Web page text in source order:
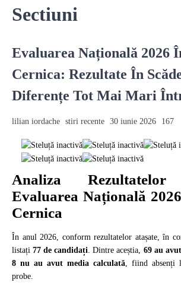
Sectiuni
Evaluarea Națională 2026
Cernica: Rezultate În
Diferențe Tot Mai Mari
lilian iordache stiri recente 30 iunie 2026 167
Analiza
Evaluarea Națională
Cernica
În anul 2026, conform rezultatelor atașate, în
listați77 de candidați . Dintre aceștia, 69 au
8 nu au avut media calculată , fiind absenți
probe.